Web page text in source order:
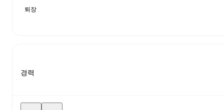
퇴장
경력